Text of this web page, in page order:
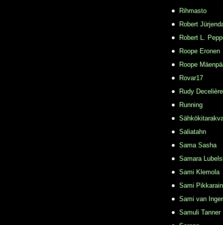
Rihmasto
Robert
Robert L.
Roope Eronen
Roope
Rovar17
Rudy Decelière
Running
Saliatahn
Sama Sasha
Samara
Sami Klemola
Sami
Sami van
Samuli Tanner